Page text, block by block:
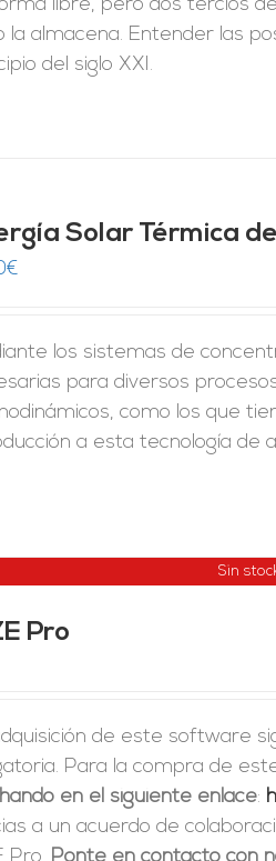
libre, pero dos tercios
la almacena. Entender las
del siglo XXI.
Solar Térmica
€
los sistemas de
para diversos
como los que
a esta tecnología de
Sin
Pro
de este software
Para la compra de
en el siguiente enlace:
a un acuerdo de